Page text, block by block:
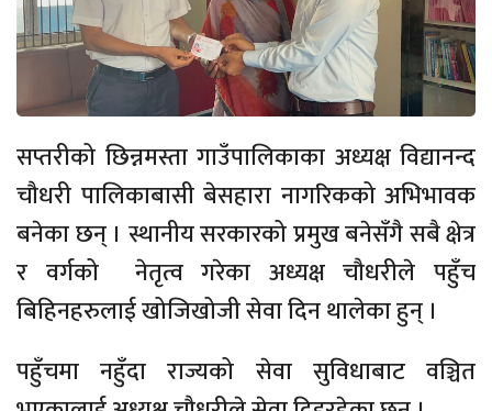
सप्तरीको छिन्नमस्ता गाउँपालिकाका अध्यक्ष विद्यानन्द
चौधरी पालिकाबासी बेसहारा नागरिकको अभिभावक
बनेका छन् । स्थानीय सरकारको प्रमुख बनेसँगै सबै क्षेत्र
र वर्गको नेतृत्व गरेका अध्यक्ष चौधरीले पहुँच
बिहिनहरुलाई खोजिखोजी सेवा दिन थालेका हुन् ।
पहुँचमा नहुँदा राज्यको सेवा सुविधाबाट वञ्चित